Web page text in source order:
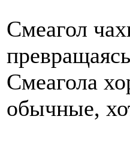
Смеагол
Смеагола
обычные,